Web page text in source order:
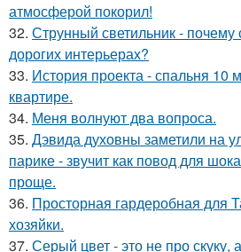
атмосферой покорил!
32. Струнный светильник - почему
дорогих интерьерах?
33. История проекта - спальня 10
квартире.
34. Меня волнуют два вопроса.
35. Дэвида духовны заметили на
парике - звучит как повод для
проще.
36. Просторная гардеробная для
хозяйки.
37. Серый цвет - это не про скуку,